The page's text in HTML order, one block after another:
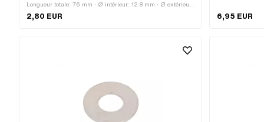
Longueur totale: 76 mm · Ø intérieur: 12.8 mm · Ø extérieur:
30 mm · Type de filetage: M6x1 (filetage standard) ·
2,80 EUR
(filetage
6,95 EUR